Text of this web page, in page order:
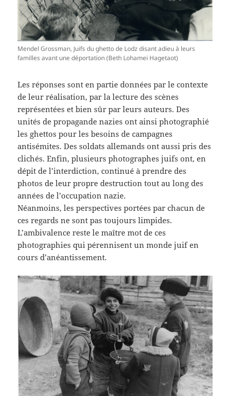
Mendel Grossman, Juifs du ghetto de Lodz disant adieu à leurs
familles avant une déportation (Beth Lohamei Hagetaot)
Les réponses sont en partie données par le contexte
de leur réalisation, par la lecture des scènes
représentées et bien sûr par leurs auteurs. Des
unités de propagande nazies ont ainsi photographié
les ghettos pour les besoins de campagnes
antisémites. Des soldats allemands ont aussi pris des
clichés. Enfin, plusieurs photographes juifs ont, en
dépit de l’interdiction, continué à prendre des
photos de leur propre destruction tout au long des
années de l’occupation nazie.
Néanmoins, les perspectives portées par chacun de
ces regards ne sont pas toujours limpides.
L’ambivalence reste le maître mot de ces
photographies qui pérennisent un monde juif en
cours d’anéantissement.